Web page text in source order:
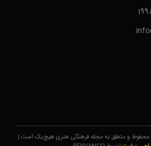
محفوظ و متعلق به مجله فرهنگی هنری هیچ‌یک است.|